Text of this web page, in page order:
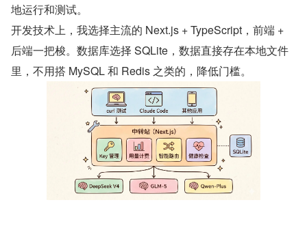
地运行和测试。
开发技术上，我选择主流的 Next.js + TypeScript，前端 +
后端一把梭。数据库选择 SQLite，数据直接存在本地文件
里，不用搭 MySQL 和 Redis 之类的，降低门槛。